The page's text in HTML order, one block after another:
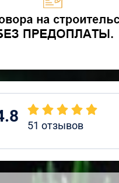
51 отзывов